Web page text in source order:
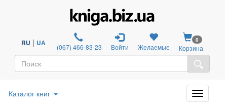
RU | UA (067) 466-83-23 Войти Желаемые
0
Корзина
Каталог книг